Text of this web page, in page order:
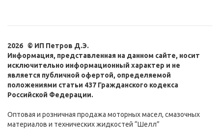
2026 © ИП Петров Д.Э.
Информация, представленная на данном сайте, носит
исключительно информационный характер и не
является публичной офертой, определяемой
положениями статьи 437 Гражданского кодекса
Российской Федерации.
Оптовая и розничная продажа моторных масел, смазочных
материалов и технических жидкостей “Шелл”